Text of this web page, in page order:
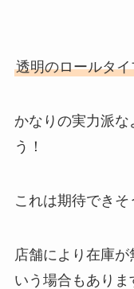
透明のロールタイ
かなりの実力派
う！
これは期待できそ
店舗により在庫
いう場合もあり